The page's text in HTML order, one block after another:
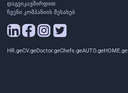
დაგვიკავშირდით
ჩვენი კომპანიის შესახებ
HR.geCV.geDoctor.geChefs.geAUTO.geHOME.ge